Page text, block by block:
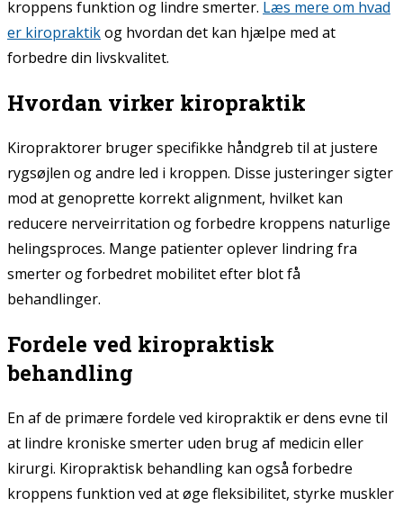
kroppens funktion og lindre smerter. Læs mere om hvad
er kiropraktikog hvordan det kan hjælpe med at
forbedre din livskvalitet.
Hvordan virker kiropraktik
Kiropraktorer bruger specifikke håndgreb til at justere
rygsøjlen og andre led i kroppen. Disse justeringer sigter
mod at genoprette korrekt alignment, hvilket kan
reducere nerveirritation og forbedre kroppens naturlige
helingsproces. Mange patienter oplever lindring fra
smerter og forbedret mobilitet efter blot få
behandlinger.
Fordele ved kiropraktisk
behandling
En af de primære fordele ved kiropraktik er dens evne til
at lindre kroniske smerter uden brug af medicin eller
kirurgi. Kiropraktisk behandling kan også forbedre
kroppens funktion ved at øge fleksibilitet, styrke muskler